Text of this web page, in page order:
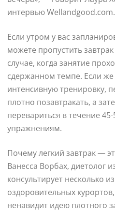
интервью Wellandgood.сom.
Если утром у вас
можете пропустить
случае, когда занятие
сдержанном темпе. Если
интенсивную тренировку,
плотно позавтракать, а
перевариться в течение
упражнениям.
Почему легкий завтрак —
Ванесса Ворбах, диетолог
консультирует несколько
оздоровительных
ненавидит идею плотного